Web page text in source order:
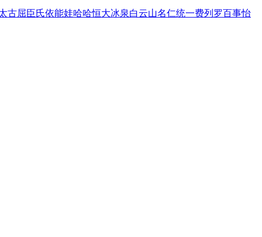
古屈臣氏依能娃哈哈恒大冰泉白云山名仁统一费列罗百事怡